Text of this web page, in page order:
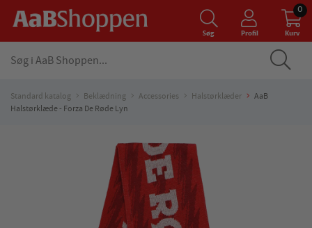
Søg Profil Kurv
0
Standard katalog Beklædning Accessories Halstørklæder
AaB
Halstørklæde - Forza De Røde Lyn